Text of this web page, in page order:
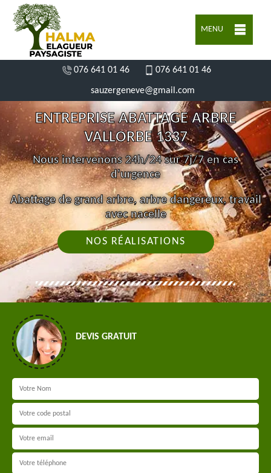
MENU
076 641 01 46 076 641 01 46
sauzergeneve@gmail.com
ENTREPRISE ABATTAGE ARBRE
VALLORBE 1337
Nous intervenons 24h/24 sur 7j/7 en cas
d'urgence
Abattage de grand arbre, arbre dangereux, travail
avec nacelle
NOS RÉALISATIONS
DEVIS GRATUIT